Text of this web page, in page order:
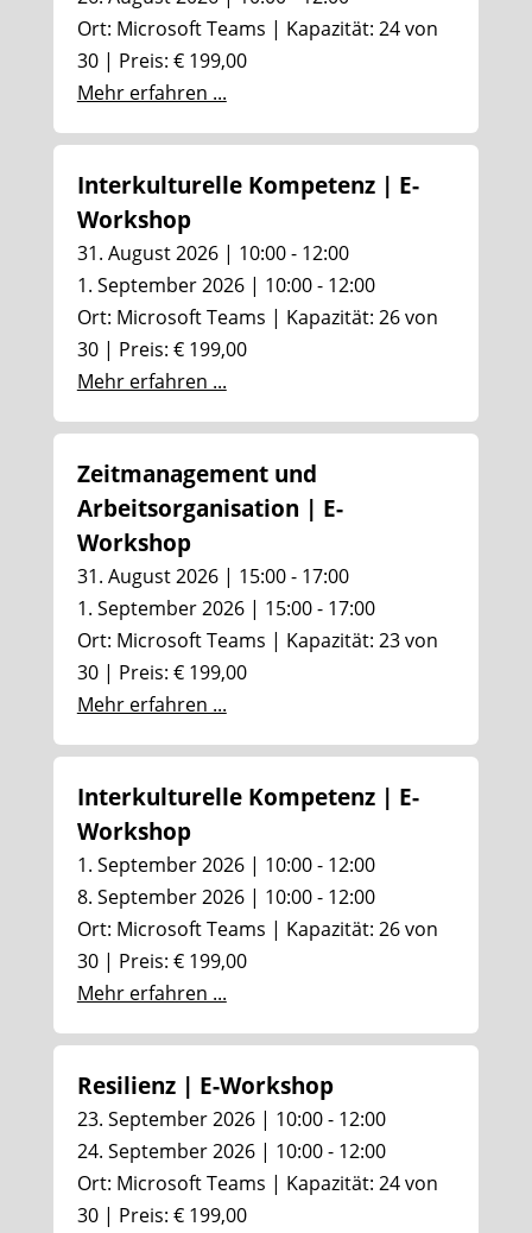
Ort: Microsoft Teams | Kapazität: 24 von
30 | Preis: € 199,00
Mehr erfahren ...
Interkulturelle Kompetenz | E-
Workshop
31. August 2026 | 10:00 - 12:00
1. September 2026 | 10:00 - 12:00
Ort: Microsoft Teams | Kapazität: 26 von
30 | Preis: € 199,00
Mehr erfahren ...
Zeitmanagement und
Arbeitsorganisation | E-
Workshop
31. August 2026 | 15:00 - 17:00
1. September 2026 | 15:00 - 17:00
Ort: Microsoft Teams | Kapazität: 23 von
30 | Preis: € 199,00
Mehr erfahren ...
Interkulturelle Kompetenz | E-
Workshop
1. September 2026 | 10:00 - 12:00
8. September 2026 | 10:00 - 12:00
Ort: Microsoft Teams | Kapazität: 26 von
30 | Preis: € 199,00
Mehr erfahren ...
Resilienz | E-Workshop
23. September 2026 | 10:00 - 12:00
24. September 2026 | 10:00 - 12:00
Ort: Microsoft Teams | Kapazität: 24 von
30 | Preis: € 199,00